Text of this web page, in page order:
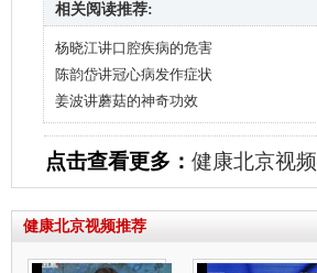
相关阅读推荐:
杨晓江讲口腔疾病的危害
陈韵岱讲冠心病发作症状
姜波讲蘑菇的神奇功效
点击查看更多： 健康北京视频
健康北京视频推荐